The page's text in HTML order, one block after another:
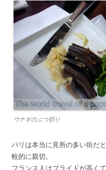
ウナギのぶつ切り
パリは本当に見所の多い街だ
較的に親切。
フランス人はプライドが高く